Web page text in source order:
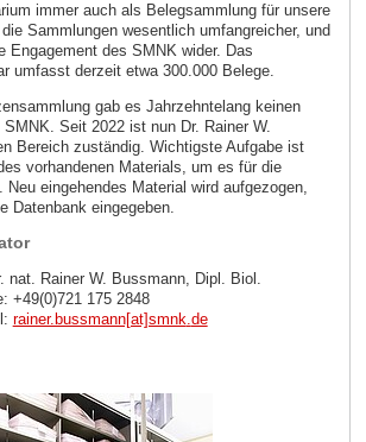
immer auch als Belegsammlung für unsere
Sammlungen wesentlich umfangreicher, und
Engagement des SMNK wider. Das
umfasst derzeit etwa 300.000 Belege.
gab es Jahrzehntelang keinen
Seit 2022 ist nun Dr. Rainer W.
Bereich zuständig. Wichtigste Aufgabe ist
vorhandenen Materials, um es für die
eingehendes Material wird aufgezogen,
Datenbank eingegeben.
nat. Rainer W. Bussmann, Dipl. Biol.
+49(0)721 175 2848
rainer.bussmann[at]smnk de